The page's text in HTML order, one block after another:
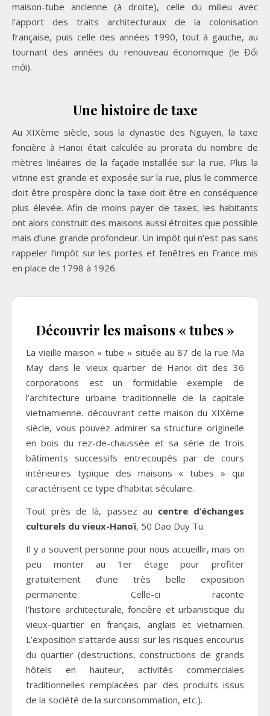
maison-tube ancienne (à droite), celle du milieu avec
l’apport des traits architecturaux de la colonisation
française, puis celle des années 1990, tout à gauche, au
tournant des années du renouveau économique (le Đổi
mới).
Une histoire de taxe
Au XIXème siècle, sous la dynastie des Nguyen, la taxe
foncière à Hanoï était calculée au prorata du nombre de
mètres linéaires de la façade installée sur la rue. Plus la
vitrine est grande et exposée sur la rue, plus le commerce
doit être prospère donc la taxe doit être en conséquence
plus élevée. Afin de moins payer de taxes, les habitants
ont alors construit des maisons aussi étroites que possible
mais d’une grande profondeur. Un impôt qui n’est pas sans
rappeler l’impôt sur les portes et fenêtres en France mis
en place de 1798 à 1926.
Découvrir les maisons « tubes »
La vieille maison « tube » située au 87 de la rue Ma
May dans le vieux quartier de Hanoi dit des 36
corporations est un formidable exemple de
l’architecture urbaine traditionnelle de la capitale
vietnamienne. découvrant cette maison du XIXème
siècle, vous pouvez admirer sa structure originelle
en bois du rez-de-chaussée et sa série de trois
bâtiments successifs entrecoupés par de cours
intérieures typique des maisons « tubes » qui
caractérisent ce type d’habitat séculaire.
Tout près de là, passez au centre d’échanges
culturels du vieux-Hanoï, 50 Dao Duy Tu.
Il y a souvent personne pour nous accueillir, mais on
peu monter au 1er étage pour profiter
gratuitement d’une très belle exposition
permanente. Celle-ci raconte
l’histoire architecturale, foncière et urbanistique du
vieux-quartier en français, anglais et vietnamien.
L’exposition s’attarde aussi sur les risques encourus
du quartier (destructions, constructions de grands
hôtels en hauteur, activités commerciales
traditionnelles remplacées par des produits issus
de la société de la surconsommation, etc.).